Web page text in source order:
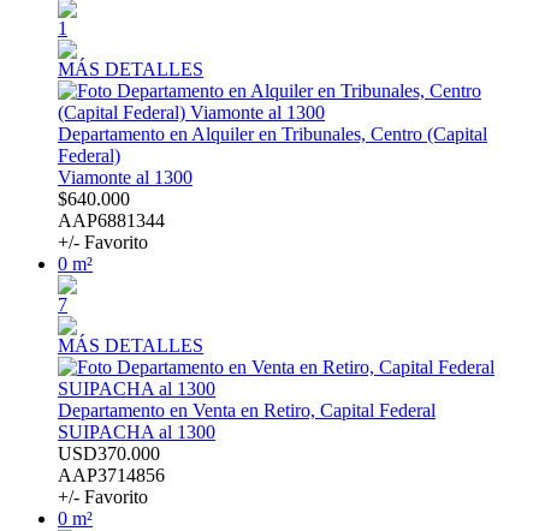
1
MÁS DETALLES
Departamento en Alquiler en Tribunales, Centro (Capital
Federal)
Viamonte al 1300
$640.000
AAP6881344
+/- Favorito
0 m²
7
MÁS DETALLES
Departamento en Venta en Retiro, Capital Federal
SUIPACHA al 1300
USD370.000
AAP3714856
+/- Favorito
0 m²